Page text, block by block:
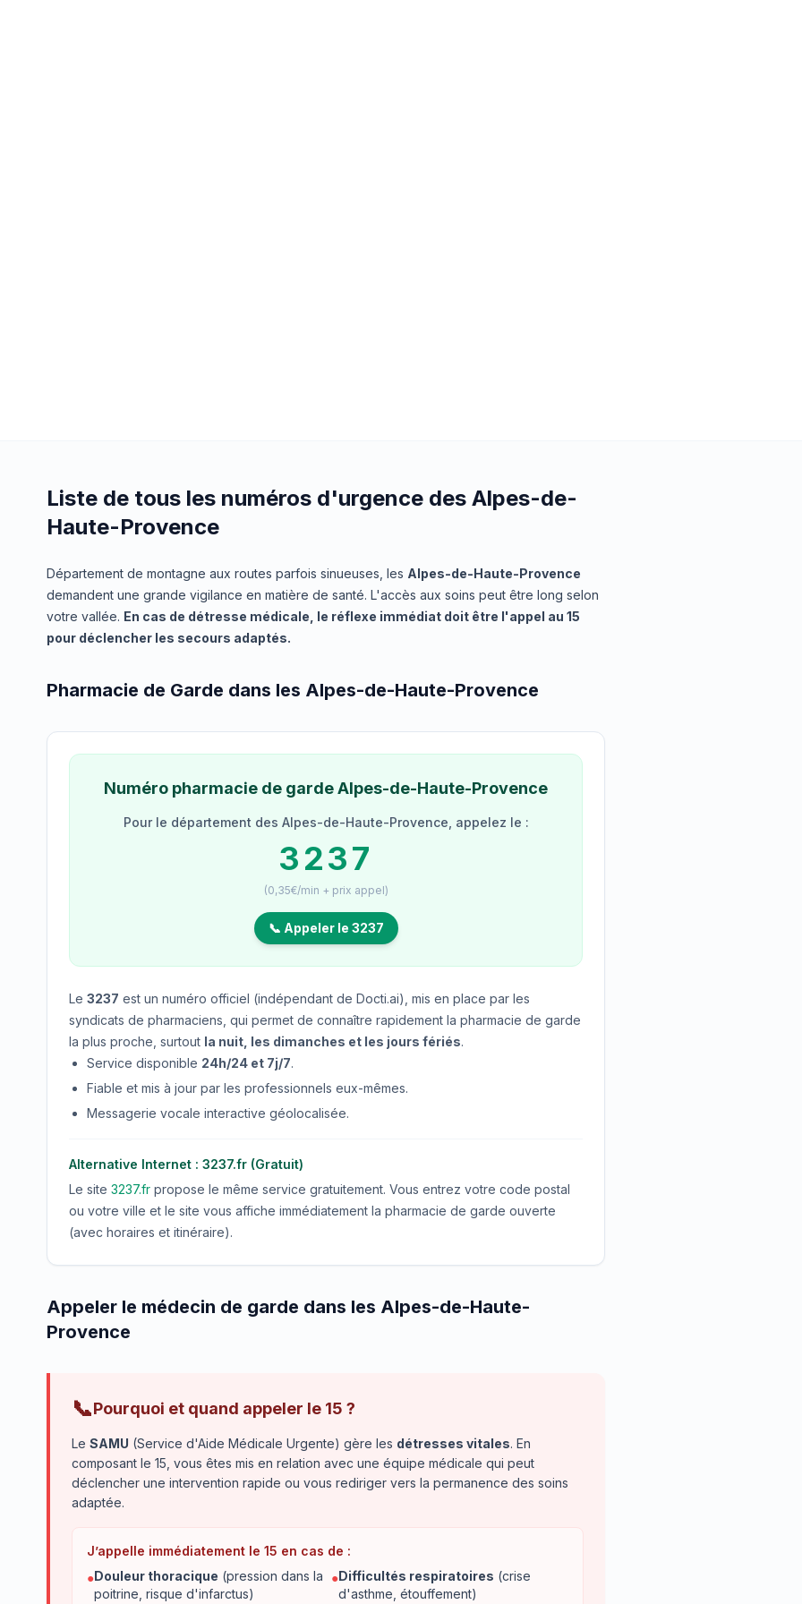
Liste de tous les numéros d'urgence des Alpes-de-
Haute-Provence
Département de montagne aux routes parfois sinueuses, les Alpes-de-Haute-Provence
demandent une grande vigilance en matière de santé. L'accès aux soins peut être long selon
votre vallée. En cas de détresse médicale, le réflexe immédiat doit être l'appel au 15
pour déclencher les secours adaptés.
Pharmacie de Garde dans les Alpes-de-Haute-Provence
Numéro pharmacie de garde Alpes-de-Haute-Provence
Pour le département des Alpes-de-Haute-Provence, appelez le :
3237
(0,35€/min + prix appel)
📞 Appeler le 3237
Le 3237 est un numéro officiel (indépendant de Docti.ai), mis en place par les
syndicats de pharmaciens, qui permet de connaître rapidement la pharmacie de garde
la plus proche, surtout la nuit, les dimanches et les jours fériés.
Service disponible 24h/24 et 7j/7.
Fiable et mis à jour par les professionnels eux-mêmes.
Messagerie vocale interactive géolocalisée.
Alternative Internet : 3237.fr (Gratuit)
Le site 3237.fr propose le même service gratuitement. Vous entrez votre code postal
ou votre ville et le site vous affiche immédiatement la pharmacie de garde ouverte
(avec horaires et itinéraire).
Appeler le médecin de garde dans les Alpes-de-Haute-
Provence
📞Pourquoi et quand appeler le 15 ?
Le SAMU (Service d'Aide Médicale Urgente) gère les détresses vitales. En
composant le 15, vous êtes mis en relation avec une équipe médicale qui peut
déclencher une intervention rapide ou vous rediriger vers la permanence des soins
adaptée.
J’appelle immédiatement le 15 en cas de :
●Douleur thoracique (pression dans la
poitrine, risque d'infarctus)
●Difficultés respiratoires (crise
d'asthme, étouffement)